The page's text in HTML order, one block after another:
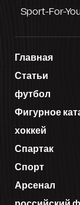
Sport-For-
Главная
Статьи
футбол
Фигурное
хоккей
Спартак
Спорт
Арсенал